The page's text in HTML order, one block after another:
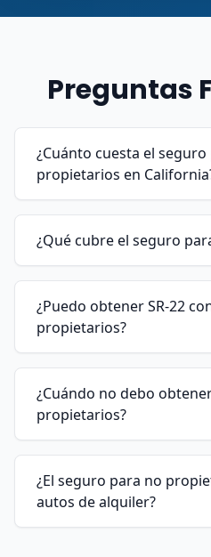
Preguntas
¿Cuánto cuesta el
propietarios en
¿Qué cubre el seguro
¿Puedo obtener SR-22
propietarios?
¿Cuándo no debo
propietarios?
¿El seguro para no
autos de alquiler?